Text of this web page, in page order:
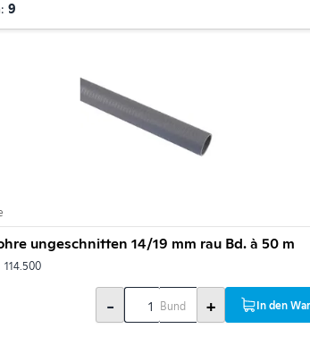
9
ungeschnitten 14/19 mm rau Bd. à 50 m
114.500
- Bund + In den